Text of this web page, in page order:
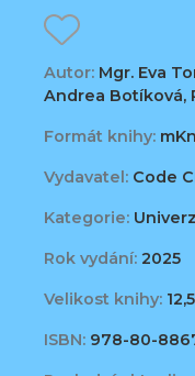
Autor: Mgr. Eva
Andrea Botíková,
Formát knihy:
Vydavatel: Code
Kategorie:
Rok vydání: 2025
Velikost knihy:
ISBN: 978-80-